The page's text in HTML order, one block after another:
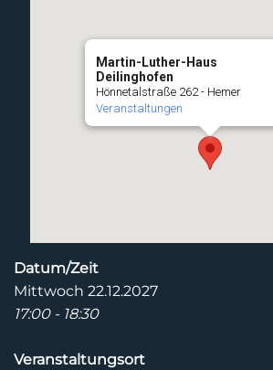
Martin-Luther-Haus
Deilinghofen
Hönnetalstraße 262 - Hemer
Veranstaltungen
Datum/Zeit
Mittwoch 22.12.2027
17:00 - 18:30
Veranstaltungsort